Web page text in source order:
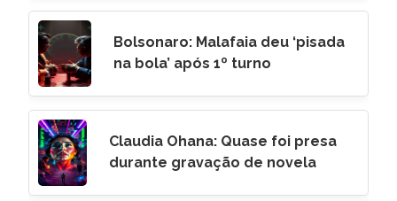
Bolsonaro: Malafaia deu ‘pisada
na bola’ após 1º turno
Claudia Ohana: Quase foi presa
durante gravação de novela